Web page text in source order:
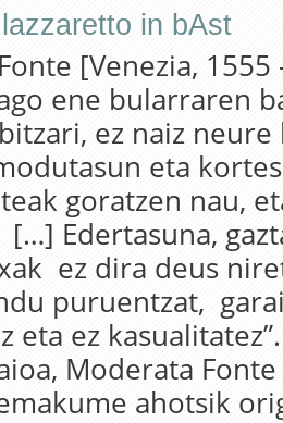
lazzaretto in bAst
[Venezia, 1555
ene bularraren
ez naiz
eta
goratzen nau,
Edertasuna,
ez dira deus
puruentzat,
eta ez
Moderata Fonte
ahotsik